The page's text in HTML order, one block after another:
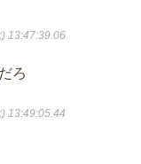
) 13:47:39.06
ろ
) 13:49:05.44